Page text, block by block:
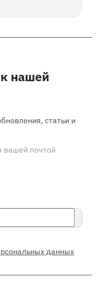
нашей
статьи и
вашей почтой
данных